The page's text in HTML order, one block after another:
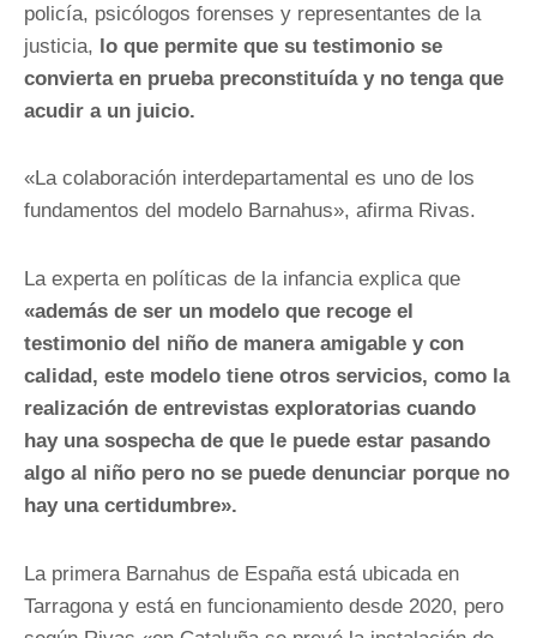
policía, psicólogos forenses y representantes de la
justicia, lo que permite que su testimonio se
convierta en prueba preconstituída y no tenga que
acudir a un juicio.
«La colaboración interdepartamental es uno de los
fundamentos del modelo Barnahus», afirma Rivas.
La experta en políticas de la infancia explica que
«además de ser un modelo que recoge el
testimonio del niño de manera amigable y con
calidad, este modelo tiene otros servicios, como la
realización de entrevistas exploratorias cuando
hay una sospecha de que le puede estar pasando
algo al niño pero no se puede denunciar porque no
hay una certidumbre».
La primera Barnahus de España está ubicada en
Tarragona y está en funcionamiento desde 2020, pero